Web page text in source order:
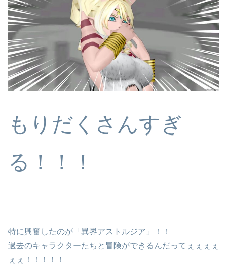
もりだくさんすぎ
る！！！
特に興奮したのが「異界アストルジア」！！
過去のキャラクターたちと冒険ができるんだってぇぇぇぇ
ぇぇ！！！！！